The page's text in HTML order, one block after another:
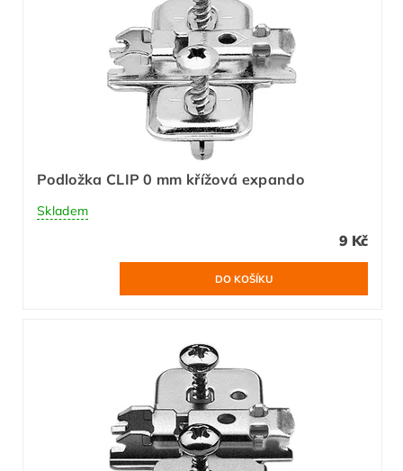
Podložka CLIP 0 mm křížová expando
Skladem
9 Kč